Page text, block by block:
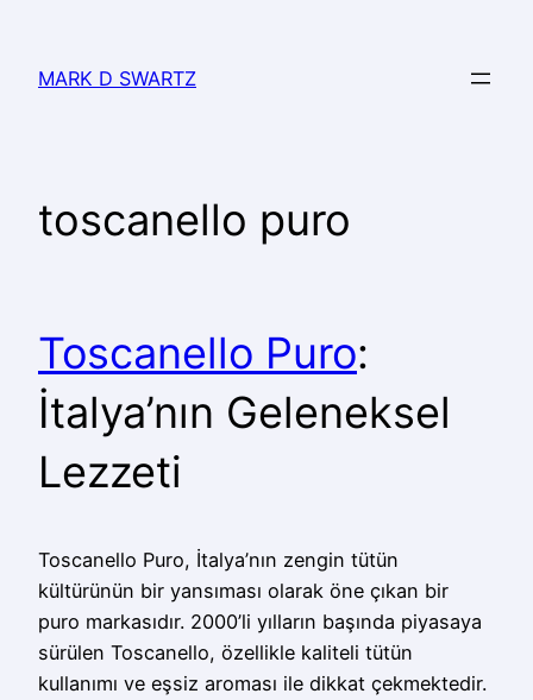
MARK D SWARTZ
toscanello puro
Toscanello Puro:
İtalya’nın Geleneksel
Lezzeti
Toscanello Puro, İtalya’nın zengin tütün
kültürünün bir yansıması olarak öne çıkan bir
puro markasıdır. 2000’li yılların başında piyasaya
sürülen Toscanello, özellikle kaliteli tütün
kullanımı ve eşsiz aroması ile dikkat çekmektedir.